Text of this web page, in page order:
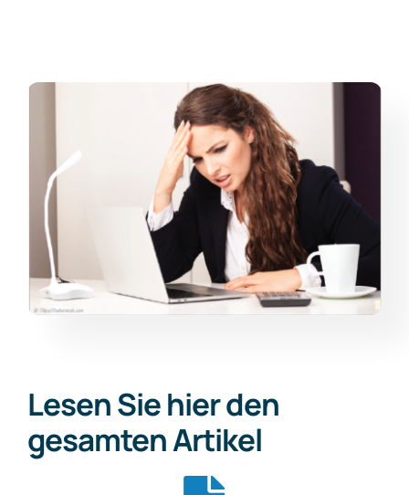
Lesen Sie hier den
gesamten Artikel